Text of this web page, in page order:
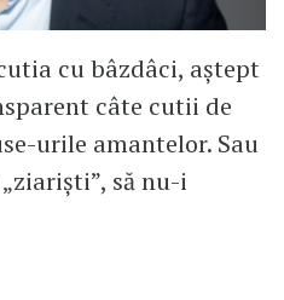
cu bâzdâci, aștept
câte cutii de
urile amantelor. Sau
să nu-i